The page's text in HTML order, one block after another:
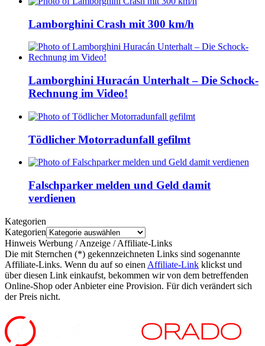
Lamborghini Crash mit 300 km/h
Lamborghini Huracán Unterhalt – Die Schock-
Rechnung im Video!
Tödlicher Motorradunfall gefilmt
Falschparker melden und Geld damit
verdienen
Kategorien
Kategorien
Hinweis Werbung / Anzeige / Affiliate-Links
Die mit Sternchen (*) gekennzeichneten Links sind sogenannte
Affiliate-Links. Wenn du auf so einen Affiliate-Link klickst und
über diesen Link einkaufst, bekommen wir von dem betreffenden
Online-Shop oder Anbieter eine Provision. Für dich verändert sich
der Preis nicht.